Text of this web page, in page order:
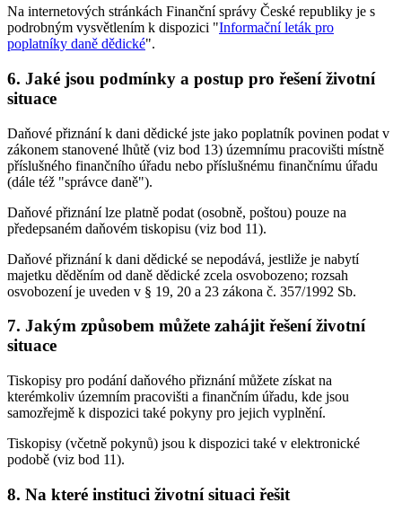
Na internetových stránkách Finanční správy České republiky je s
podrobným vysvětlením k dispozici "Informační leták pro
poplatníky daně dědické".
6. Jaké jsou podmínky a postup pro řešení životní
situace
Daňové přiznání k dani dědické jste jako poplatník povinen podat v
zákonem stanovené lhůtě (viz bod 13) územnímu pracovišti místně
příslušného finančního úřadu nebo příslušnému finančnímu úřadu
(dále též "správce daně").
Daňové přiznání lze platně podat (osobně, poštou) pouze na
předepsaném daňovém tiskopisu (viz bod 11).
Daňové přiznání k dani dědické se nepodává, jestliže je nabytí
majetku děděním od daně dědické zcela osvobozeno; rozsah
osvobození je uveden v § 19, 20 a 23 zákona č. 357/1992 Sb.
7. Jakým způsobem můžete zahájit řešení životní
situace
Tiskopisy pro podání daňového přiznání můžete získat na
kterémkoliv územním pracovišti a finančním úřadu, kde jsou
samozřejmě k dispozici také pokyny pro jejich vyplnění.
Tiskopisy (včetně pokynů) jsou k dispozici také v elektronické
podobě (viz bod 11).
8. Na které instituci životní situaci řešit